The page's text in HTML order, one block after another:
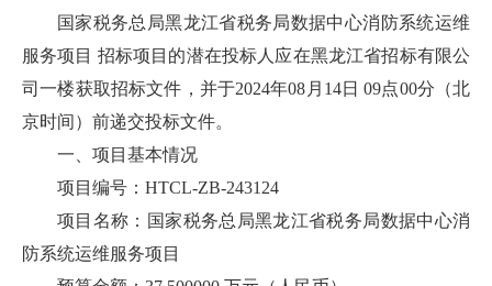
国家税务总局黑龙江省税务局数据中心消防系统运维
服务项目 招标项目的潜在投标人应在黑龙江省招标有限公
司一楼获取招标文件，并于2024年08月14日 09点00分（北
京时间）前递交投标文件。
一、项目基本情况
项目编号：HTCL-ZB-243124
项目名称：国家税务总局黑龙江省税务局数据中心消
防系统运维服务项目